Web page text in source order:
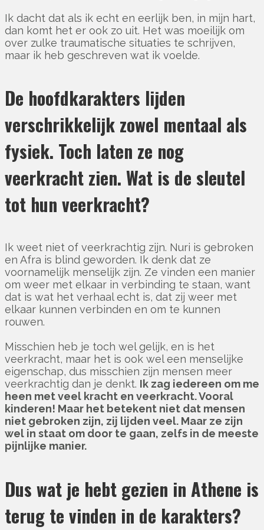
Ik dacht dat als ik echt en eerlijk ben, in mijn hart,
dan komt het er ook zo uit. Het was moeilijk om
over zulke traumatische situaties te schrijven,
maar ik heb geschreven wat ik voelde.
De hoofdkarakters lijden
verschrikkelijk zowel mentaal als
fysiek. Toch laten ze nog
veerkracht zien. Wat is de sleutel
tot hun veerkracht?
Ik weet niet of veerkrachtig zijn. Nuri is gebroken
en Afra is blind geworden. Ik denk dat ze
voornamelijk menselijk zijn. Ze vinden een manier
om weer met elkaar in verbinding te staan, want
dat is wat het verhaal echt is, dat zij weer met
elkaar kunnen verbinden en om te kunnen
rouwen.
Misschien heb je toch wel gelijk, en is het
veerkracht, maar het is ook wel een menselijke
eigenschap, dus misschien zijn mensen meer
veerkrachtig dan je denkt. Ik zag iedereen om me
heen met veel kracht en veerkracht. Vooral
kinderen! Maar het betekent niet dat mensen
niet gebroken zijn, zij lijden veel. Maar ze zijn
wel in staat om door te gaan, zelfs in de meeste
pijnlijke manier.
Dus wat je hebt gezien in Athene is
terug te vinden in de karakters?